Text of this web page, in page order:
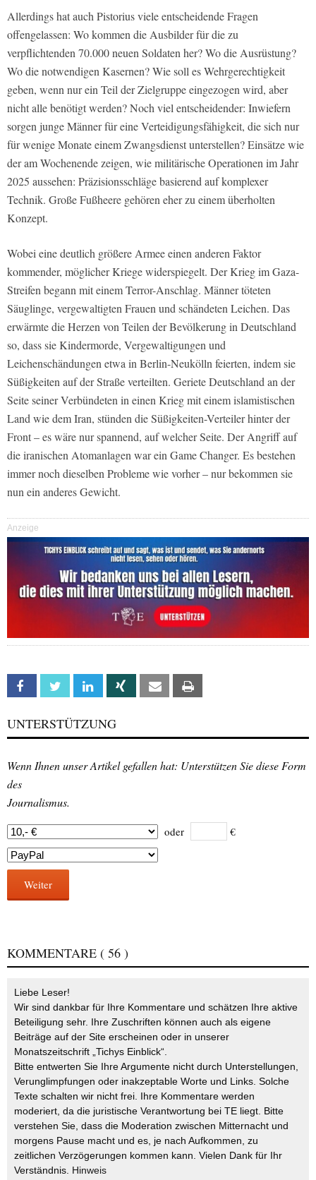
Allerdings hat auch Pistorius viele entscheidende Fragen
offengelassen: Wo kommen die Ausbilder für die zu
verpflichtenden 70.000 neuen Soldaten her? Wo die Ausrüstung?
Wo die notwendigen Kasernen? Wie soll es Wehrgerechtigkeit
geben, wenn nur ein Teil der Zielgruppe eingezogen wird, aber
nicht alle benötigt werden? Noch viel entscheidender: Inwiefern
sorgen junge Männer für eine Verteidigungsfähigkeit, die sich nur
für wenige Monate einem Zwangsdienst unterstellen? Einsätze wie
der am Wochenende zeigen, wie militärische Operationen im Jahr
2025 aussehen: Präzisionsschläge basierend auf komplexer
Technik. Große Fußheere gehören eher zu einem überholten
Konzept.
Wobei eine deutlich größere Armee einen anderen Faktor
kommender, möglicher Kriege widerspiegelt. Der Krieg im Gaza-
Streifen begann mit einem Terror-Anschlag. Männer töteten
Säuglinge, vergewaltigten Frauen und schändeten Leichen. Das
erwärmte die Herzen von Teilen der Bevölkerung in Deutschland
so, dass sie Kindermorde, Vergewaltigungen und
Leichenschändungen etwa in Berlin-Neukölln feierten, indem sie
Süßigkeiten auf der Straße verteilten. Geriete Deutschland an der
Seite seiner Verbündeten in einen Krieg mit einem islamistischen
Land wie dem Iran, stünden die Süßigkeiten-Verteiler hinter der
Front – es wäre nur spannend, auf welcher Seite. Der Angriff auf
die iranischen Atomanlagen war ein Game Changer. Es bestehen
immer noch dieselben Probleme wie vorher – nur bekommen sie
nun ein anderes Gewicht.
Anzeige
Facebook Twitter Linkedin Xing Email
UNTERSTÜTZUNG
Wenn Ihnen unser Artikel gefallen hat: Unterstützen Sie diese Form
des
Journalismus.
oder €
Weiter
KOMMENTARE ( 56 )
Liebe Leser!
Wir sind dankbar für Ihre Kommentare und schätzen Ihre aktive
Beteiligung sehr. Ihre Zuschriften können auch als eigene
Beiträge auf der Site erscheinen oder in unserer
Monatszeitschrift „Tichys Einblick“.
Bitte entwerten Sie Ihre Argumente nicht durch Unterstellungen,
Verunglimpfungen oder inakzeptable Worte und Links. Solche
Texte schalten wir nicht frei. Ihre Kommentare werden
moderiert, da die juristische Verantwortung bei TE liegt. Bitte
verstehen Sie, dass die Moderation zwischen Mitternacht und
morgens Pause macht und es, je nach Aufkommen, zu
zeitlichen Verzögerungen kommen kann. Vielen Dank für Ihr
Verständnis. Hinweis